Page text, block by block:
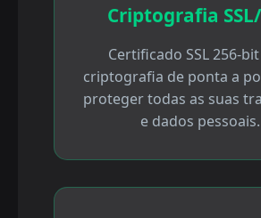
Criptografia
Certificado SSL 256-
criptografia de ponta a
proteger todas as suas
e dados pessoais.